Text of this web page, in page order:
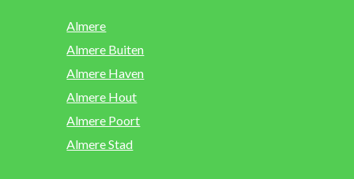
Almere
Almere Buiten
Almere Haven
Almere Hout
Almere Poort
Almere Stad